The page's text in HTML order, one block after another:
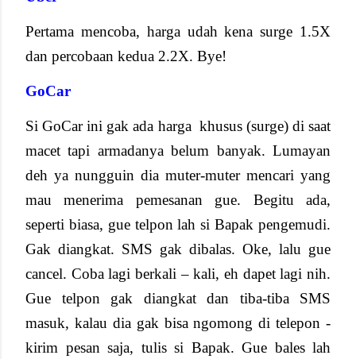
Pertama mencoba, harga udah kena surge 1.5X
dan percobaan kedua 2.2X. Bye!
GoCar
Si GoCar ini gak ada harga khusus (surge) di saat
macet tapi armadanya belum banyak. Lumayan
deh ya nungguin dia muter-muter mencari yang
mau menerima pemesanan gue. Begitu ada,
seperti biasa, gue telpon lah si Bapak pengemudi.
Gak diangkat. SMS gak dibalas. Oke, lalu gue
cancel. Coba lagi berkali – kali, eh dapet lagi nih.
Gue telpon gak diangkat dan tiba-tiba SMS
masuk, kalau dia gak bisa ngomong di telepon -
kirim pesan saja, tulis si Bapak. Gue bales lah